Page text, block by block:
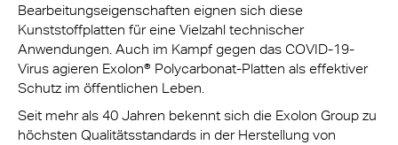
Bearbeitungseigenschaften eignen sich diese
Kunststoffplatten für eine Vielzahl technischer
Anwendungen. Auch im Kampf gegen das COVID-19-
Virus agieren Exolon® Polycarbonat-Platten als effektiver
Schutz im öffentlichen Leben.
Seit mehr als 40 Jahren bekennt sich die Exolon Group zu
höchsten Qualitätsstandards in der Herstellung von